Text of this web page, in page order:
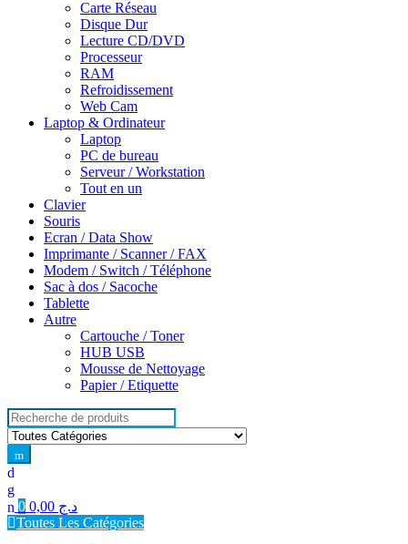
Carte Réseau
Disque Dur
Lecture CD/DVD
Processeur
RAM
Refroidissement
Web Cam
Laptop & Ordinateur
Laptop
PC de bureau
Serveur / Workstation
Tout en un
Clavier
Souris
Ecran / Data Show
Imprimante / Scanner / FAX
Modem / Switch / Téléphone
Sac à dos / Sacoche
Tablette
Autre
Cartouche / Toner
HUB USB
Mousse de Nettoyage
Papier / Etiquette
Search
for:
0 د.ج
Toutes Les Catégories